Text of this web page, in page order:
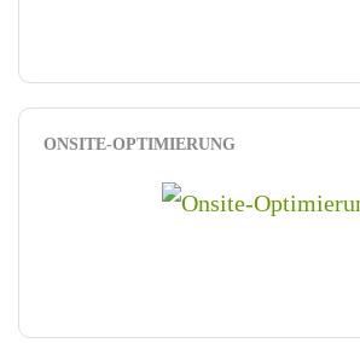
ONSITE-OPTIMIERUNG